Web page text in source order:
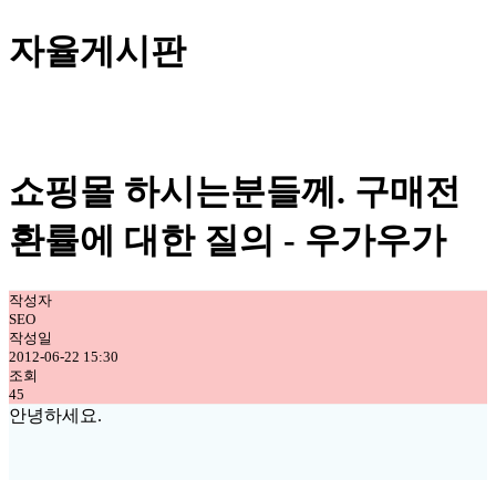
자율게시판
쇼핑몰 하시는분들께. 구매전
환률에 대한 질의 - 우가우가
작성자
SEO
작성일
2012-06-22 15:30
조회
45
안녕하세요.